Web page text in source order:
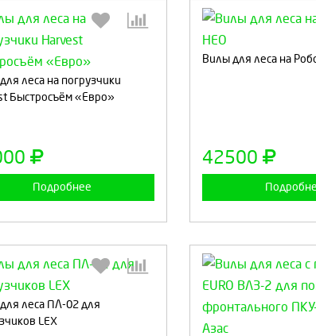
леса на погрузчики
Быстросъём «Евро»
Подробнее
количество:
Вилы для леса на
42500
Выберите
леса ПЛ-02 для
LEXколичество: Выберите